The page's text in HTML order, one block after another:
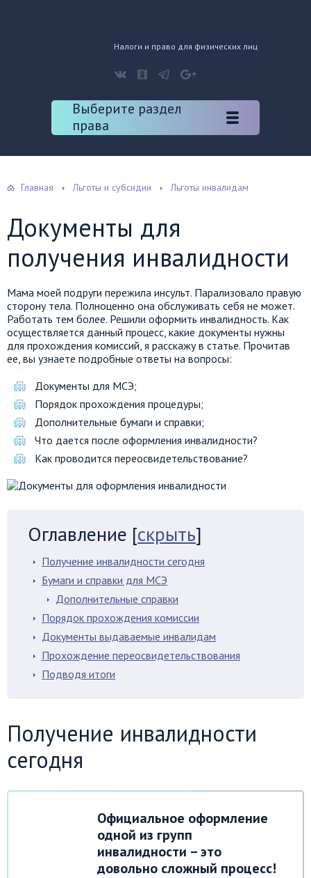
Налоги и право для физических лиц
Выберите раздел
права
Главная Льготы и субсидии Льготы инвалидам
Документы для
получения инвалидности
Мама моей подруги пережила инсульт. Парализовало правую
сторону тела. Полноценно она обслуживать себя не может.
Работать тем более. Решили оформить инвалидность. Как
осуществляется данный процесс, какие документы нужны
для прохождения комиссий, я расскажу в статье. Прочитав
ее, вы узнаете подробные ответы на вопросы:
Документы для МСЭ;
Порядок прохождения процедуры;
Дополнительные бумаги и справки;
Что дается после оформления инвалидности?
Как проводится переосвидетельствование?
Оглавление [скрыть]
Получение инвалидности сегодня
Бумаги и справки для МСЭ
Дополнительные справки
Порядок прохождения комиссии
Документы выдаваемые инвалидам
Прохождение переосвидетельствования
Подводя итоги
Получение инвалидности
сегодня
Официальное оформление
одной из групп
инвалидности – это
довольно сложный процесс!